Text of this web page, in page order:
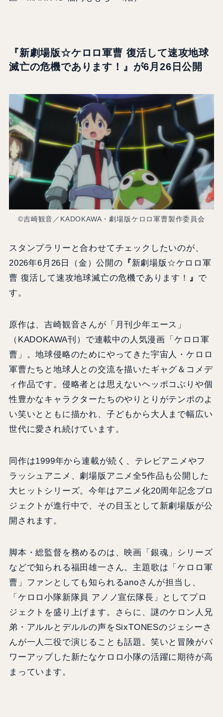
『新劇場版☆ケロロ軍曹 復活して速攻地球
滅亡の危機であります！ 』 が6月26日公開
©吉崎観音／KADOKAWA・劇場版ケロロ軍曹製作委員会
スタンプラリーと合わせてチェックしたいのが、
2026年6月26日（金）公開の 『 新劇場版☆ケロロ軍
曹 復活して速攻地球滅亡の危機であります！ 』 で
す。
原作は、吉崎観音さんが「月刊少年エース」
（KADOKAWA刊）で連載中の人気漫画「ケロロ軍
曹」。地球侵略のためにやってきた宇宙人・ケロロ
軍曹たちと地球人との交流を描いたギャグ＆コメデ
ィ作品です。侵略者とは思えないヘッポコぶりや個
性豊かなキャラクターたちのやりとりがテンポのよ
い笑いとともに描かれ、子どもから大人まで幅広い
世代に愛され続けています。
同作は1999年から連載が続く、テレビアニメやフ
ラッシュアニメ、劇場版アニメ全5作品も公開した
大ヒットシリーズ。今年はアニメ化20周年記念プロ
ジェクトが進行中で、その目玉として新劇場版が公
開されます。
脚本・総監督を務めるのは、映画「銀魂」シリーズ
などで知られる福田雄一さん。主題歌は「ケロロ軍
曹」ファンとしても知られるanoさんが担当し、
「ケロロ小隊新隊員 アノノ宣伝隊長」としてプロ
ジェクトを盛り上げます。さらに、謎のケロン人兄
弟・アルルとデルルの声をSixTONESのジェシーさ
んが一人二役で演じることも話題。笑いと冒険がパ
ワーアップした新たなケロロ小隊の活躍に期待が高
まっています。